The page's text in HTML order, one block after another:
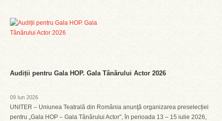
Audiții pentru Gala HOP. Gala Tânărului Actor 2026
09 Iun 2026
UNITER – Uniunea Teatrală din România anunţă organizarea preselecției
pentru „Gala HOP – Gala Tânărului Actor”, în perioada 13 – 15 iulie 2026,